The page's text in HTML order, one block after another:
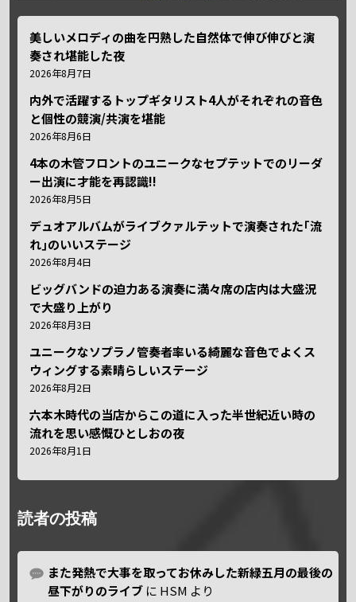
美しいメロディの曲を円熟した自然体で伸び伸びと演
奏され堪能した夜
2026年8月7日
内外で活躍するトップギタリスト4人がそれぞれの音色
と個性の競演/共演を堪能
2026年8月6日
4本の木管フロントのユニークなセプテットでのリーダ
ー出演に才能を再認識!!
2026年8月5日
デュオアルバムがライブクァルテットで演奏された｢流
れ｣のいいステージ
2026年8月4日
ビッグバンドの迫力ある演奏に満々席の店内は大盛況
で大盛り上がり
2026年8月3日
ユニークなソプラノ管奏者率いる綺麗な音色でよくス
ウィングする素晴らしいステージ
2026年8月2日
六本木時代の当店からこの道に入った半世紀近い時の
流れを思い感慨ひとしおの夜
2026年8月1日
読者の投稿
また発熱で大事を取ってお休みした新緑五月の最後の
昼下がりのライブ に HSM より